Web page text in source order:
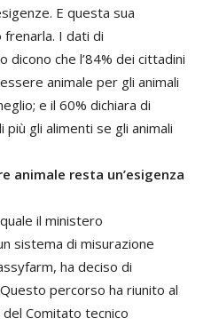
E questa sua
frenarla. I dati di
che l’84% dei cittadini
animale per gli animali
e il 60% dichiara di
gli alimenti se gli animali
animale resta un’esigenza
il ministero
sistema di misurazione
ha deciso di
percorso ha riunito al
Comitato tecnico